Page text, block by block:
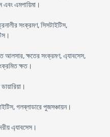
এবং এমপায়িমা।
সংক্রমণ, সিসটাইটিস,
আলসার, ক্ষতের সংক্রমণ, এ্যাবসেস,
ক্ষত।
গলব্লাডারে পুজসঞ্চায়ন।
এ্যাবসেস।